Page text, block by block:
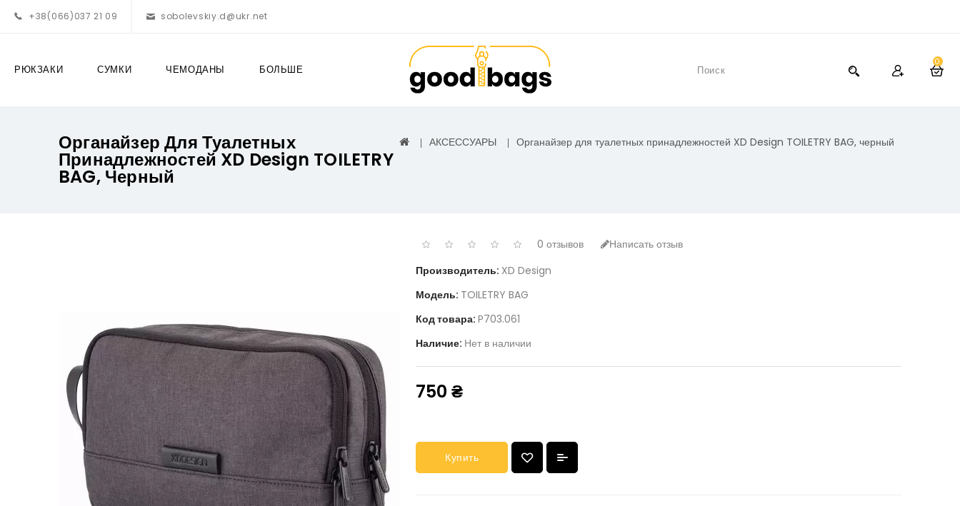
+38(066)037 21 09 sobolevskiy.d@ukr.net
0
РЮКЗАКИ СУМКИ ЧЕМОДАНЫ БОЛЬШЕ
Органайзер Для Туалетных
Принадлежностей XD Design TOILETRY
BAG, Черный
АКСЕССУАРЫ Органайзер для туалетных принадлежностей XD Design TOILETRY BAG, черный
0 отзывов
Написать отзыв
Производитель: XD Design
Модель: TOILETRY BAG
Код товара: P703.061
Наличие: Нет в наличии
750 ₴
Купить